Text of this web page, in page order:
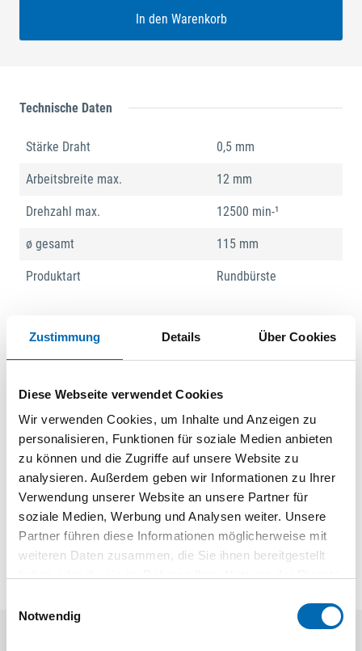
Zustimmung Details Über Cookies
Diese Webseite verwendet Cookies
Wir verwenden Cookies, um Inhalte und Anzeigen zu
personalisieren, Funktionen für soziale Medien anbieten
zu können und die Zugriffe auf unsere Website zu
analysieren. Außerdem geben wir Informationen zu Ihrer
Verwendung unserer Website an unsere Partner für
soziale Medien, Werbung und Analysen weiter. Unsere
Partner führen diese Informationen möglicherweise mit
weiteren Daten zusammen, die Sie ihnen bereitgestellt
Notwendig
In den Warenkorb
Technische Daten
Stärke Draht 0,5 mm
Arbeitsbreite max. 12 mm
Drehzahl max. 12500 min-¹
ø gesamt 115 mm
Produktart Rundbürste
Produktbeschreibung
Gehärteter Stahldraht, gezopft
Für hohe Umfangsgeschwindigkeiten
Zum Entgraten, Entlacken, Entrosten, Entschlacken,
Entzundern und Reinigen